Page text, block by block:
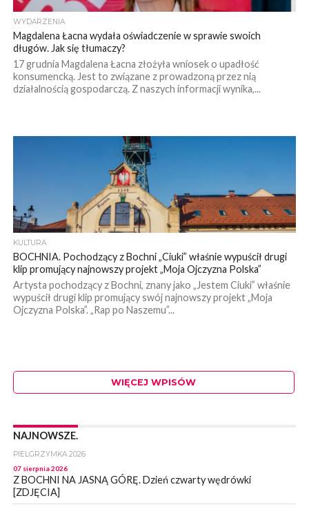
WYDARZENIA
Magdalena Łacna wydała oświadczenie w sprawie swoich
długów. Jak się tłumaczy?
17 grudnia Magdalena Łacna złożyła wniosek o upadłość
konsumencką. Jest to związane z prowadzoną przez nią
działalnością gospodarczą. Z naszych informacji wynika,...
KULTURA
BOCHNIA. Pochodzący z Bochni „Ciuki” właśnie wypuścił drugi
klip promujący najnowszy projekt „Moja Ojczyzna Polska”
Artysta pochodzący z Bochni, znany jako „Jestem Ciuki” właśnie
wypuścił drugi klip promujący swój najnowszy projekt „Moja
Ojczyzna Polska”. „Rap po Naszemu”...
WIĘCEJ WPISÓW
NAJNOWSZE.
PIELGRZYMKA 2026
07 sierpnia 2026
Z BOCHNI NA JASNĄ GÓRĘ. Dzień czwarty wędrówki
[ZDJĘCIA]